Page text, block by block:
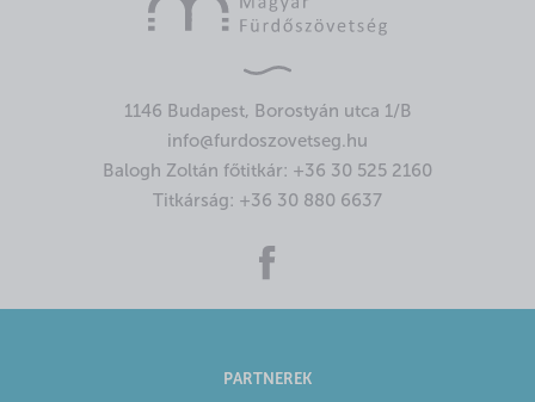
1146 Budapest, Borostyán utca 1/B
info@furdoszovetseg.hu
Balogh Zoltán főtitkár: +36 30 525 2160
Titkárság: +36 30 880 6637
PARTNEREK